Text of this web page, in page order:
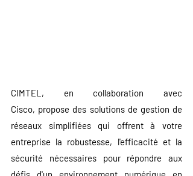
CIMTEL, en collaboration avec
Cisco, propose des solutions de gestion de
réseaux simplifiées qui offrent à votre
entreprise la robustesse, l'efficacité et la
sécurité nécessaires pour répondre aux